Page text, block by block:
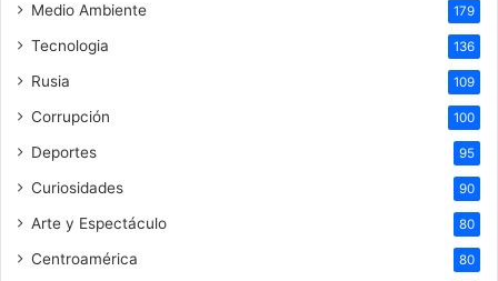
Medio Ambiente 179
Tecnologia 136
Rusia 109
Corrupción 100
Deportes 95
Curiosidades 90
Arte y Espectáculo 80
Centroamérica 80